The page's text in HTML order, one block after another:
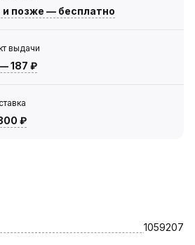
и позже — бесплатно
выдачи
187 ₽
₽
1059207